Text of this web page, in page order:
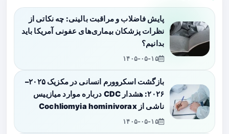
پایش فاضلاب و مراقبت بالینی: چه نکاتی از
نظرات پزشکان بیماری‌های عفونی آمریکا باید
بدانیم؟
۱۴۰۵-۰۵-۱۵
بازگشت اسکروورم انسانی در مکزیک ۲۰۲۵–
۲۰۲۶: هشدار CDC درباره موارد میازییس
ناشی از Cochliomyia hominivorax
۱۴۰۵-۰۵-۱۵